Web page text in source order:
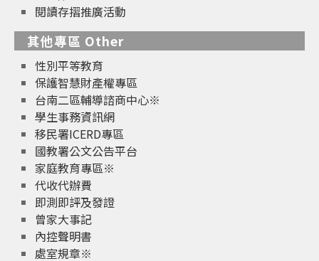
閱讀存摺推廣活動
其他專區 Other
性別平等教育
保護智慧財產權專區
台南二區輔導諮商中心※
學生事務資訊網
移民署ICERD專區
國教署公文公告平台
家庭教育專區※
代收代辦費
即測即評及發證
曾家大事記
內控聲明書
處室規章※